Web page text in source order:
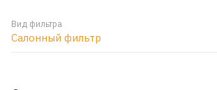
Вид фильтра
Салонный фильтр